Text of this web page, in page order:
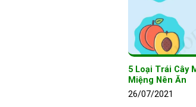
5 Loại Trái Cây
Miệng Nên Ăn
26/07/2021